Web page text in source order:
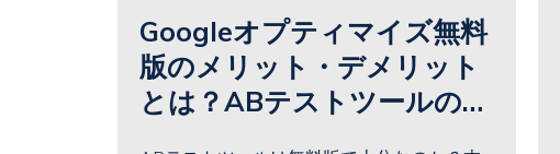
Googleオプティマイズ無料
版のメリット・デメリット
とは？ABテストツールの検